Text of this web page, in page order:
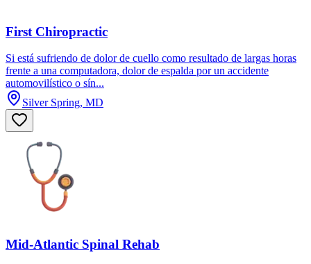
First Chiropractic
Si está sufriendo de dolor de cuello como resultado de largas horas
frente a una computadora, dolor de espalda por un accidente
automovilístico o sín...
Silver Spring, MD
Mid-Atlantic Spinal Rehab